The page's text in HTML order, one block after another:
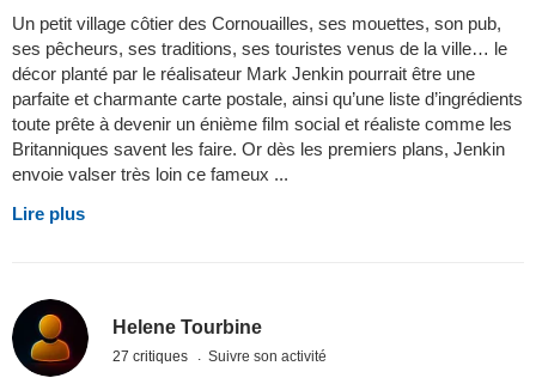
Un petit village côtier des Cornouailles, ses mouettes, son pub,
ses pêcheurs, ses traditions, ses touristes venus de la ville… le
décor planté par le réalisateur Mark Jenkin pourrait être une
parfaite et charmante carte postale, ainsi qu’une liste d’ingrédients
toute prête à devenir un énième film social et réaliste comme les
Britanniques savent les faire. Or dès les premiers plans, Jenkin
envoie valser très loin ce fameux ...
Lire plus
Helene Tourbine
27 critiques Suivre son activité